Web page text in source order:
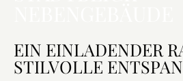
EIN EINLADENDER
STILVOLLE